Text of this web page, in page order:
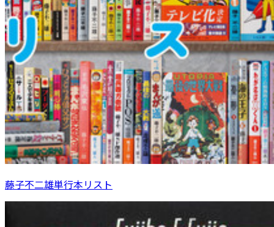
藤子不二雄単行本リスト